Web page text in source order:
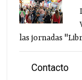
las jornadas
Contacto